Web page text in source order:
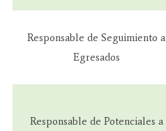
Responsable de Seguimiento a
Egresados
Responsable de Potenciales a